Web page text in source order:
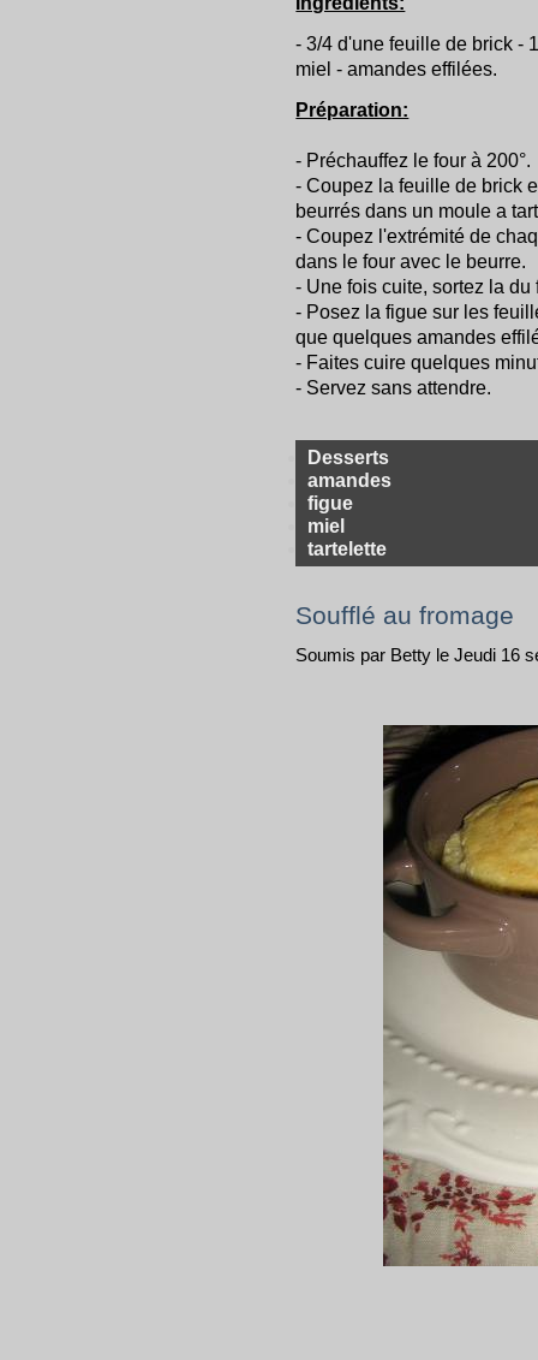
- 3/4 d'une feuille de brick -
miel - amandes effilées.
Préparation:
- Préchauffez le four à 200°.
- Coupez la feuille de brick
beurrés dans un moule a
- Coupez l'extrémité de
dans le four avec le beurre.
- Une fois cuite, sortez la
- Posez la figue sur les
que quelques amandes
- Faites cuire quelques
- Servez sans attendre.
Desserts
amandes
figue
miel
tartelette
Soufflé au fromage
Soumis par Betty le Jeudi 16